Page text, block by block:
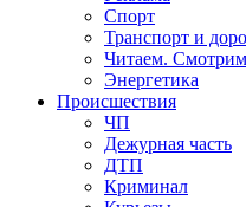
Спорт
Транспорт и
Читаем.
Энергетика
Происшествия
ЧП
Дежурная часть
ДТП
Криминал